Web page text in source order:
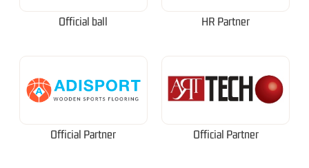
Official ball HR Partner
Official Partner Official Partner